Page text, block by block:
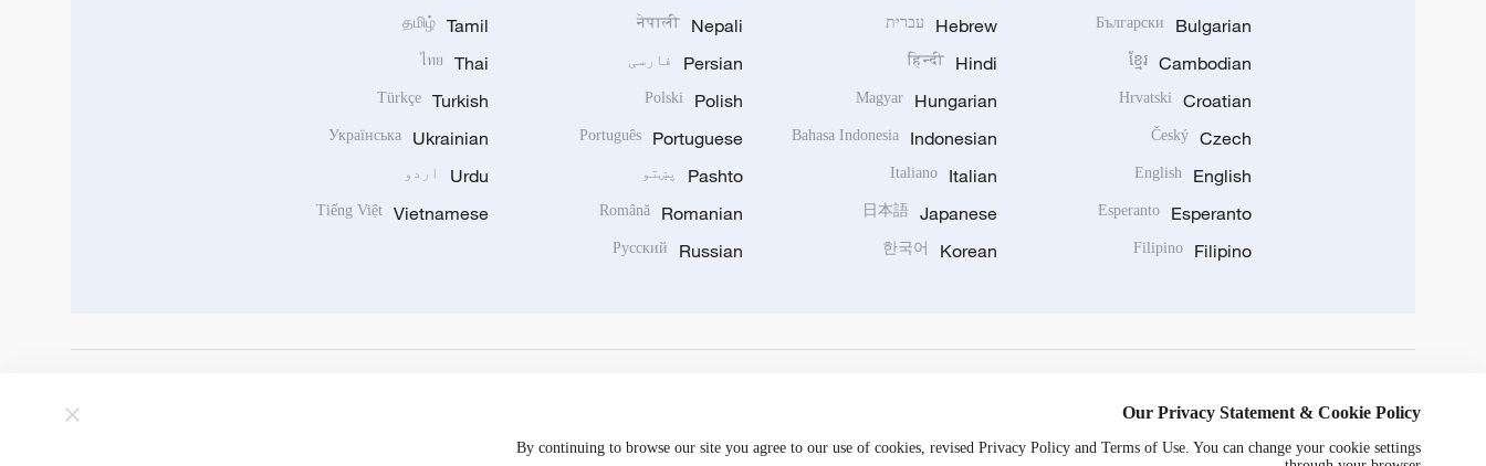
Bulgarian
Български
Cambodian
ខ្មែរ
Croatian
Hrvatski
Czech
Český
English
English
Esperanto
Esperanto
Filipino
Filipino
Hebrew עברית
Hindi
हिन्दी
Hungarian
Magyar
Indonesian
Bahasa Indonesia
Italian
Italiano
Japanese
日本語
Korean
한국어
Nepali
नेपाली
Persian فارسی
Polish
Polski
Portuguese
Português
Pashto پښتو
Romanian
Română
Russian
Русский
Tamil
தமிழ்
Thai
ไทย
Turkish
Türkçe
Ukrainian
Українська
Urdu اردو
Vietnamese
Tiếng Việt
Our Privacy Statement & Cookie Policy
By continuing to browse our site you agree to our use of cookies, revised Privacy Policy and Terms of Use. You can change your cookie settings